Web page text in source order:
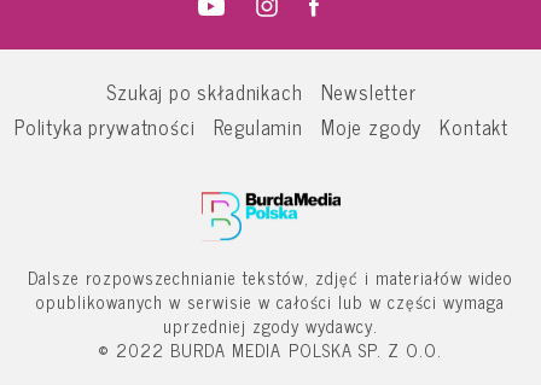
Szukaj po składnikach
Newsletter
Polityka prywatności
Regulamin Moje zgody Kontakt
Dalsze rozpowszechnianie tekstów, zdjęć i materiałów wideo
opublikowanych w serwisie w całości lub w części wymaga
uprzedniej zgody wydawcy.
© 2022 BURDA MEDIA POLSKA SP. Z O.O.